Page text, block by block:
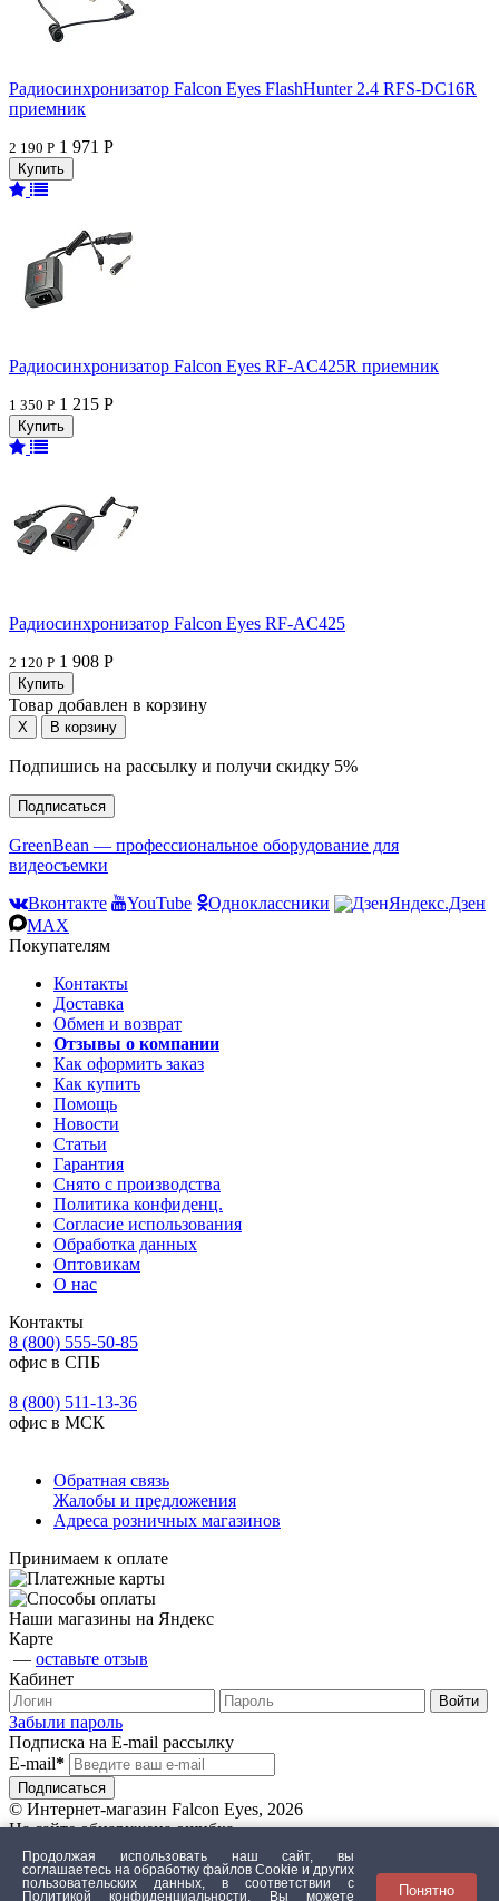
Радиосинхронизатор Falcon Eyes FlashHunter 2.4 RFS-DC16R
приемник
2 190 Р 1 971 Р
Радиосинхронизатор Falcon Eyes RF-AC425R приемник
1 350 Р 1 215 Р
Радиосинхронизатор Falcon Eyes RF-AC425
2 120 Р 1 908 Р
Товар добавлен в корзину
Подпишись на рассылку и получи скидку 5%
Подписаться
GreenBean — профессиональное оборудование для
видеосъемки
Вконтакте
YouTube Одноклассники
Яндекс.Дзен
MAX
Покупателям
Контакты
Доставка
Обмен и возврат
Отзывы о компании
Как оформить заказ
Как купить
Помощь
Новости
Статьи
Гарантия
Снято с производства
Политика конфиденц.
Согласие использования
Обработка данных
Оптовикам
О нас
Контакты
8 (800) 555-50-85
офис в СПБ
8 (800) 511-13-36
офис в МСК
Обратная связь
Жалобы и предложения
Адреса розничных магазинов
Принимаем к оплате
Наши магазины на Яндекс
Карте
— оставьте отзыв
Кабинет
Забыли пароль
Подписка на E-mail рассылку
E-mail*
© Интернет-магазин Falcon Eyes, 2026
На сайте обнаружена ошибка
Текст с ошибкой
Продолжая использовать наш сайт, вы
соглашаетесь на обработку файлов Сookie и других
пользовательских данных, в соответствии с
Политикой конфиденциальности
. Вы можете Понятно